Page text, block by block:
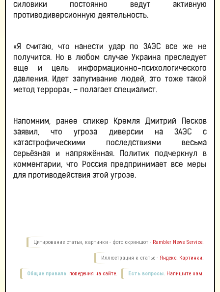
силовики постоянно ведут активную
противодиверсионную деятельность.
«Я считаю, что нанести удар по ЗАЭС все же не
получится. Но в любом случае Украина преследует
еще и цель информационно-психологического
давления. Идет запугивание людей, это тоже такой
метод террора», – полагает специалист.
Напомним, ранее спикер Кремля Дмитрий Песков
заявил, что угроза диверсии на ЗАЭС с
катастрофическими последствиями весьма
серьёзная и напряжённая. Политик подчеркнул в
комментарии, что Россия предпринимает все меры
для противодействия этой угрозе.
Цитирование статьи, картинки - фото скриншот - Rambler News Service.
Иллюстрация к статье - Яндекс. Картинки.
Есть вопросы. Напишите нам.
Общие правила поведения на сайте.